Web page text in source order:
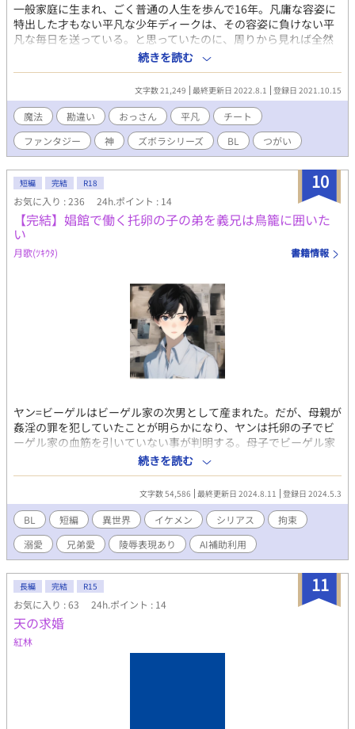
一般家庭に生まれ、ごく普通の人生を歩んで16年。凡庸な容姿に
特出した才もない平凡な少年ディークは、その容姿に負けない平
凡な毎日を送っている。と思っていたのに、周りから見れば全然
平凡じゃなかった!? 実はこの世界の創造主(神王)を母に持ち、騎
士団の師団長(鬼神)を父に持つ尊い血筋!? 両親の素性を知らされ
ていない世間知らずな少年が巻き起こすドタバタBLコメディー。
※「異世界で神様になってたらしい私のズボラライフ」の主人公
の息子の話になります。 こちらを読んでいなくても楽しめるよう
に作っておりますが、親の話に興味がある方はぜひズボラライフ
も読んでいただければ、より楽しめる作品です。
続きを読む
文字数 21,249 最終更新日 2022.8.1 登録日 2021.10.15
魔法 勘違い おっさん 平凡
チート
ファンタジー
神 ズボラシリーズ BL つがい
10
短編 完結 R18
お気に入り : 236 24h.ポイント : 14
【完結】娼館で働く托卵の子の弟を義兄は鳥籠に囲いた
い
月歌(ﾂｷｳﾀ) 書籍情報
ヤン=ビーゲルはビーゲル家の次男として産まれた。だが、母親が
姦淫の罪を犯していたことが明らかになり、ヤンは托卵の子でビ
ーゲル家の血筋を引いていない事が判明する。母子でビーゲル家
を追い出されるが、母親は失踪してヤンは一人で生きることを強
いられる。兄から密かに渡されたお金も親友と信じた男に奪われ
て、やがてヤンが行き着いた先は娼館だった。 ☆月歌ってどんな
人？こんな人↓↓☆ 『嫌われ悪役令息は王子のベッドで前世を思
い出す』が、アルファポリスの第９回BL小説大賞にて奨励賞を受
賞(#^.^#) その後、幸運な事に書籍化の話が進み、2023年3月13日
に無事に刊行される運びとなりました。４９歳で商業BL作家とし
てデビューさせていただく機会を得ました。 ☆表紙絵、挿絵は全
てAIイラスです
続きを読む
文字数 54,586 最終更新日 2024.8.11 登録日 2024.5.3
BL 短編 異世界 イケメン シリアス
拘束
溺愛
兄弟愛 陵辱表現あり AI補助利用
11
長編 完結 R15
お気に入り : 63 24h.ポイント : 14
天の求婚
紅林